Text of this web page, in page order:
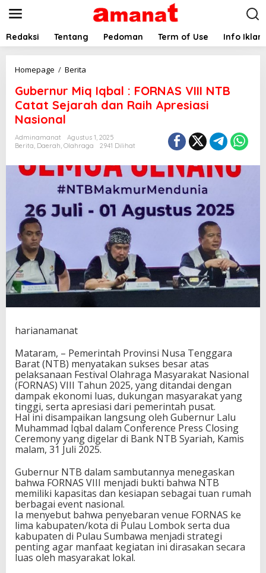
t
Redaksi Tentang Pedoman Term of Use Info Iklan
Homepage / Berita
b
e
r
r
i
q
I
q
b
O
R
N
A
N
T
B
C
a
t
a
t
S
e
a
r
a
h
d
a
n
R
a
Gubernur Miq Iqbal : FORNAS VIII NTB
Catat Sejarah dan Raih Apresiasi
Nasional
Adminamanat
Agustus 1, 2025
Berita, Daerah, Olahraga 2941 Dilihat
harianamanat
Mataram, – Pemerintah Provinsi Nusa Tenggara
Barat (NTB) menyatakan sukses besar atas
pelaksanaan Festival Olahraga Masyarakat Nasional
(FORNAS) VIII Tahun 2025, yang ditandai dengan
dampak ekonomi luas, dukungan masyarakat yang
tinggi, serta apresiasi dari pemerintah pusat.
Hal ini disampaikan langsung oleh Gubernur Lalu
Muhammad Iqbal dalam Conference Press Closing
Ceremony yang digelar di Bank NTB Syariah, Kamis
malam, 31 Juli 2025.
Gubernur NTB dalam sambutannya menegaskan
bahwa FORNAS VIII menjadi bukti bahwa NTB
memiliki kapasitas dan kesiapan sebagai tuan rumah
berbagai event nasional.
Ia menyebut bahwa penyebaran venue FORNAS ke
lima kabupaten/kota di Pulau Lombok serta dua
kabupaten di Pulau Sumbawa menjadi strategi
penting agar manfaat kegiatan ini dirasakan secara
luas oleh masyarakat lokal.